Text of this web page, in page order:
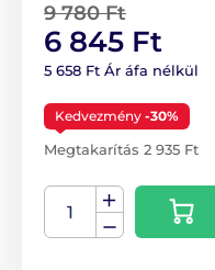
9 780 Ft
6 845 Ft
5 658 Ft Ár áfa nélkül
Kedvezmény -30%
Megtakarítás 2 935 Ft